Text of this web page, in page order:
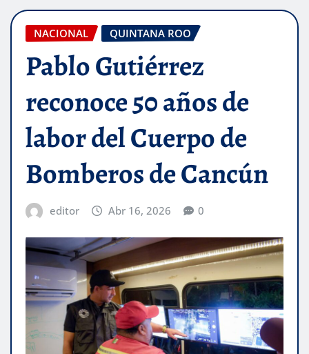
NACIONAL QUINTANA ROO
Pablo Gutiérrez
reconoce 50 años de
labor del Cuerpo de
Bomberos de Cancún
editor Abr 16, 2026 0